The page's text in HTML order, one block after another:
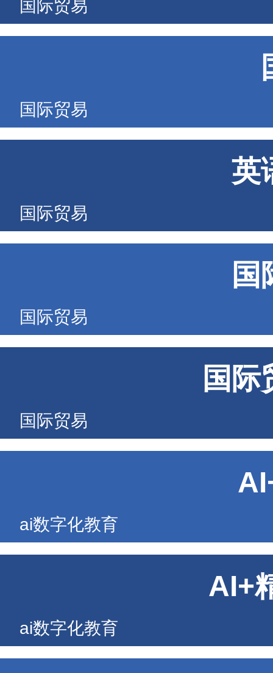
国际贸易
国际贸易
英
国际贸易
国
国际贸易
国际
国际贸易
ai数字化教育
AI+
ai数字化教育